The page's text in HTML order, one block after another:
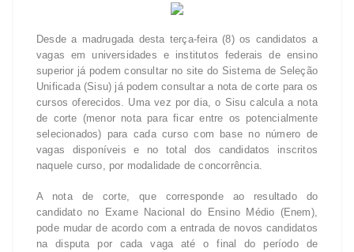
Desde a madrugada desta terça-feira (8) os candidatos a
vagas em universidades e institutos federais de ensino
superior já podem consultar no site do Sistema de Seleção
Unificada (Sisu) já podem consultar a nota de corte para os
cursos oferecidos. Uma vez por dia, o Sisu calcula a nota
de corte (menor nota para ficar entre os potencialmente
selecionados) para cada curso com base no número de
vagas disponíveis e no total dos candidatos inscritos
naquele curso, por modalidade de concorrência.
A nota de corte, que corresponde ao resultado do
candidato no Exame Nacional do Ensino Médio (Enem),
pode mudar de acordo com a entrada de novos candidatos
na disputa por cada vaga até o final do período de